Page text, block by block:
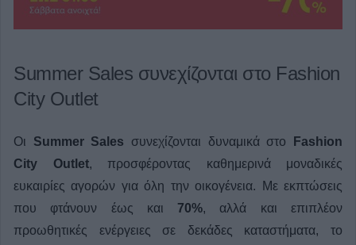
Summer Sales συνεχίζονται στο Fashion
City Outlet
Οι Summer Sales συνεχίζονται δυναμικά στο
Fashion
City Outlet, προσφέροντας καθημερινά μοναδικές
ευκαιρίες αγορών για όλη την οικογένεια. Με εκπτώσεις
που φτάνουν έως και 70%, αλλά και επιπλέον
προωθητικές ενέργειες σε δεκάδες καταστήματα, το